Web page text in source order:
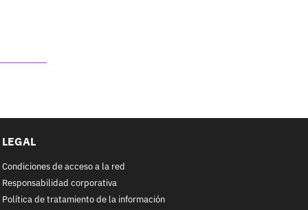
LEGAL
Condiciones de acceso a la red
Responsabilidad corporativa
Política de tratamiento de la información